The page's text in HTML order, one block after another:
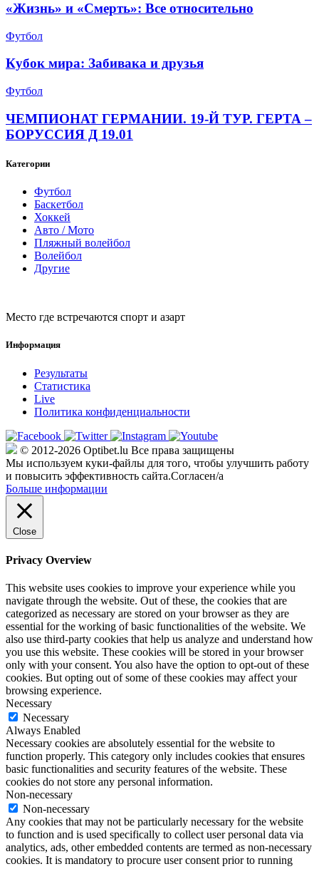
«Жизнь» и «Смерть»: Все относительно
Футбол
Кубок мира: Забивака и друзья
Футбол
ЧЕМПИОНАТ ГЕРМАНИИ. 19-Й ТУР. ГЕРТА –
БОРУССИЯ Д 19.01
Категории
Футбол
Баскетбол
Хоккей
Авто / Мото
Пляжный волейбол
Волейбол
Другие
Место где встречаются спорт и азарт
Информация
Результаты
Статистика
Live
Политика конфиденциальности
© 2012-2026 Optibet.lu Все права защищены
Мы используем куки-файлы для того, чтобы улучшить работу
и повысить эффективность сайта.Согласен/а
Больше информации
Close
Privacy Overview
This website uses cookies to improve your experience while you
navigate through the website. Out of these, the cookies that are
categorized as necessary are stored on your browser as they are
essential for the working of basic functionalities of the website. We
also use third-party cookies that help us analyze and understand how
you use this website. These cookies will be stored in your browser
only with your consent. You also have the option to opt-out of these
cookies. But opting out of some of these cookies may affect your
browsing experience.
Necessary
Necessary
Always Enabled
Necessary cookies are absolutely essential for the website to
function properly. This category only includes cookies that ensures
basic functionalities and security features of the website. These
cookies do not store any personal information.
Non-necessary
Non-necessary
Any cookies that may not be particularly necessary for the website
to function and is used specifically to collect user personal data via
analytics, ads, other embedded contents are termed as non-necessary
cookies. It is mandatory to procure user consent prior to running